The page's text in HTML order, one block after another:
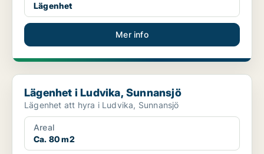
Lägenhet
Mer info
Lägenhet i Ludvika, Sunnansjö
Lägenhet i Ludvika, Sunnansjö
Lägenhet att hyra i Ludvika, Sunnansjö
Areal
Ca. 80 m2